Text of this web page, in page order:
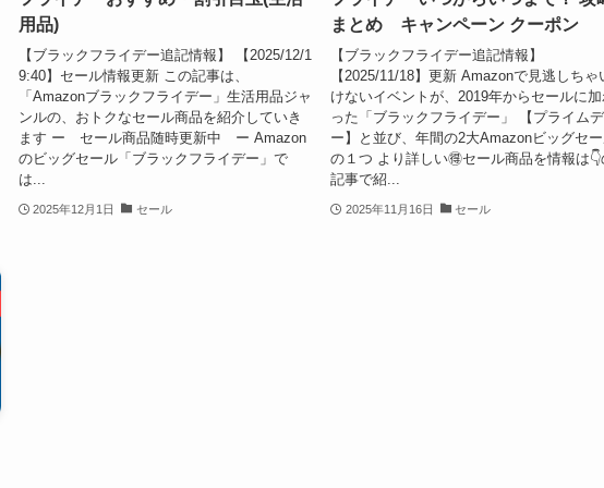
用品)
【ブラックフライデー追記情報】 【2025/12/1
9:40】セール情報更新 この記事は、
「Amazonブラックフライデー」生活用品ジャ
ンルの、おトクなセール商品を紹介していき
ます ー セール商品随時更新中 ー Amazon
のビッグセール「ブラックフライデー」で
は...
2025年12月1日 セール
まとめ キャンペーン クーポン
【ブラックフライデー追記情報】
【2025/11/18】更新 Amazonで見逃しちゃ
けないイベントが、2019年からセールに加
った「ブラックフライデー」 【プライムデ
ー】と並び、年間の2大Amazonビッグセ
の１つ より詳しい🉐セール商品を情報は👇
記事で紹...
2025年11月16日 セール